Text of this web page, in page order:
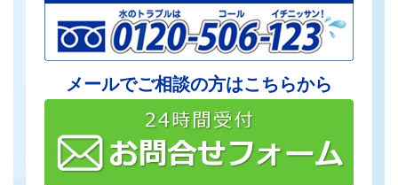
メールでご相談の方はこちらから